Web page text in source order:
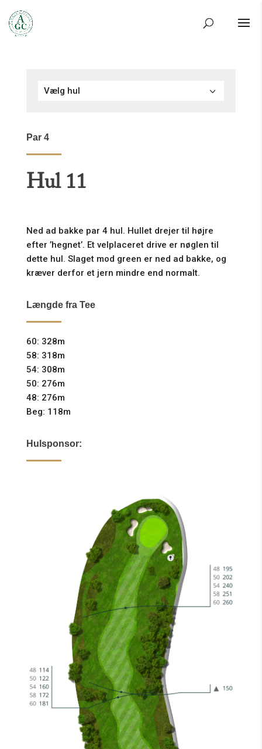
Vælg hul
Par 4
Hul 11
Ned ad bakke par 4 hul. Hullet drejer til højre
efter ’hegnet’. Et velplaceret drive er nøglen til
dette hul. Slaget mod green er ned ad bakke, og
kræver derfor et jern mindre end normalt.
Længde fra Tee
60: 328m
58: 318m
54: 308m
50: 276m
48: 276m
Beg: 118m
Hulsponsor: